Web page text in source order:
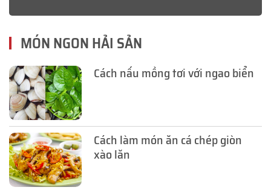
MÓN NGON HẢI SẢN
Cách nấu mồng tơi với ngao biển
Cách làm món ăn cá chép giòn
xào lăn